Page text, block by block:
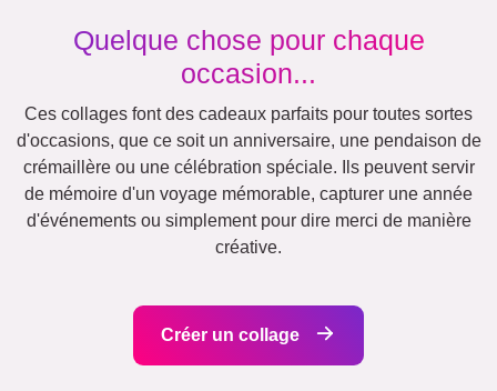
Deuil
Deuil pour animaux de
compagnie
Ce que nous défendons
Notre philosophie de boutique privilégie la simplicité et le